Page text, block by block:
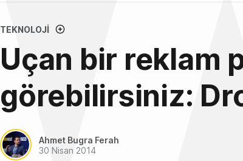
TEKNOLOJI
Uçan bir reklam
görebilirsiniz:
Ahmet Bugra Ferah
30 Nisan 2014